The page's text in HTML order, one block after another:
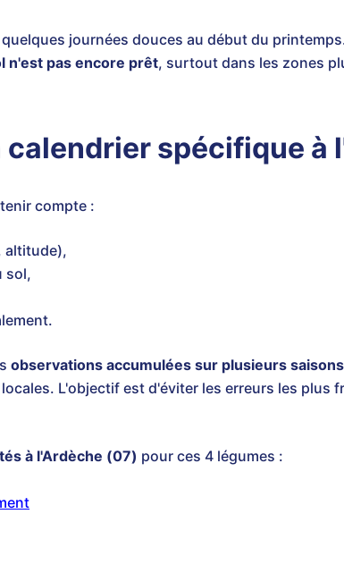
journées douces au début du
n'est pas encore prêt, surtout dans les zones
spécifique à
compte :
altitude),
sol,
observations accumulées sur plusieurs saisons
L'objectif est d'éviter les erreurs les plus
à l'Ardèche (07) pour ces 4 légumes :